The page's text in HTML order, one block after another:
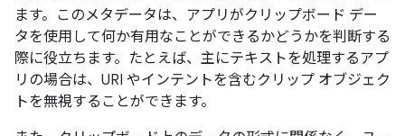
ます。このメタデータは、アプリがクリップボード デー
タを使用して何か有用なことができるかどうかを判断する
際に役立ちます。たとえば、主にテキストを処理するアプ
リの場合は、URI やインテントを含むクリップ オブジェク
トを無視することができます。